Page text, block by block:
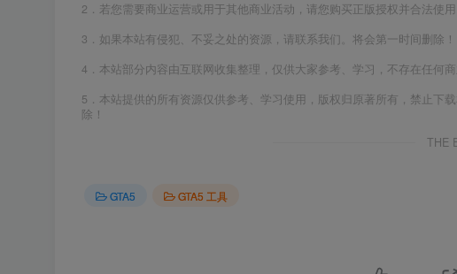
2．若您需要商业运营或用于其他商业活动，请您购买正版授权并合法使用
3．如果本站有侵犯、不妥之处的资源，请联系我们。将会第一时间删除！
4．本站部分内容由互联网收集整理，仅供大家参考、学习，不存在任何商
5．本站提供的所有资源仅供参考、学习使用，版权归原著所有，禁止下
除！
THE
GTA5 GTA5 工具